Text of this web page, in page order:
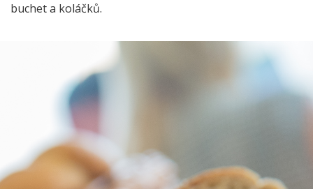
buchet a koláčků.